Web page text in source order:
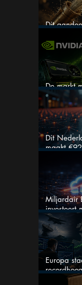
Dit
De markt
fout bij
Dit
maakt
dit
Miljardair
investeert
Europa
sectoren